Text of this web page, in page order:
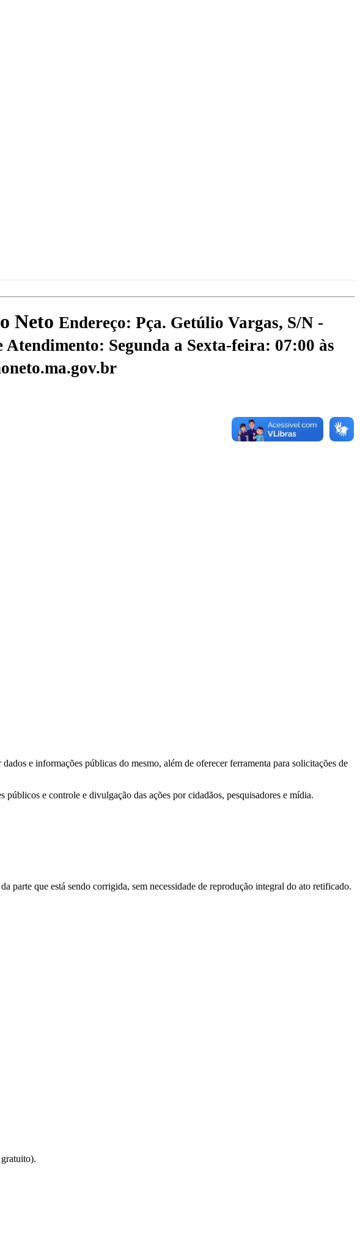
Neto Endereço: Pça. Getúlio Vargas, S/N -
Segunda a Sexta-feira: 07:00 às
e informações públicas do mesmo, além de oferecer ferramenta para solicitações de
e controle e divulgação das ações por cidadãos, pesquisadores e mídia.
que está sendo corrigida, sem necessidade de reprodução integral do ato retificado.